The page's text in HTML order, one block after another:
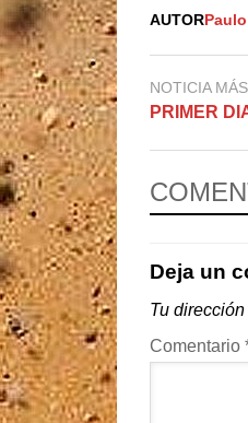
AUTOR
NOTICIA
PRIMER
Deja un
Tu
Comentario